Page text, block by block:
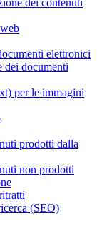
dei contenuti
elettronici
dei documenti
per le immagini
prodotti dalla
non prodotti
(SEO)